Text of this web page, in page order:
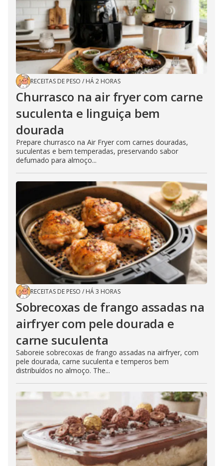
RECEITAS DE PESO / HÁ 2 HORAS
Churrasco na air fryer com carne
suculenta e linguiça bem
dourada
Prepare churrasco na Air Fryer com carnes douradas,
suculentas e bem temperadas, preservando sabor
defumado para almoço...
RECEITAS DE PESO / HÁ 3 HORAS
Sobrecoxas de frango assadas na
airfryer com pele dourada e
carne suculenta
Saboreie sobrecoxas de frango assadas na airfryer, com
pele dourada, carne suculenta e temperos bem
distribuídos no almoço. The...